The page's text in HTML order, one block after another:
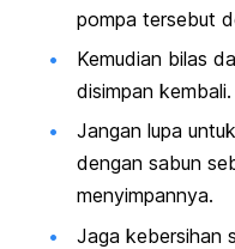
pompa tersebut
Kemudian bilas
disimpan kembali.
Jangan lupa
dengan sabun
menyimpannya.
Jaga kebersihan